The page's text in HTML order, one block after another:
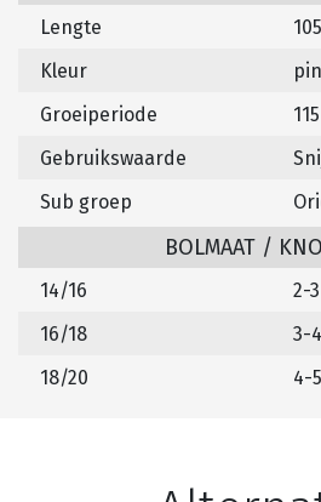
Lengte
Kleur
Groeiperiode
115
Gebruikswaarde
Sub groep
BOLMAAT /
14/16
2-3
16/18
3-4
18/20
4-5